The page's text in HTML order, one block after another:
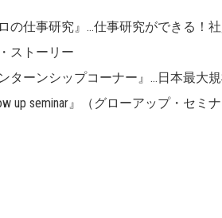
ロの仕事研究』…仕事研究ができる！
ストーリー
ンターンシップコーナー』…日本最大
up seminar』（グローアップ・セ